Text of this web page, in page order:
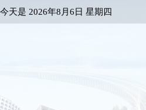
今天是 2026年8月6日 星期四